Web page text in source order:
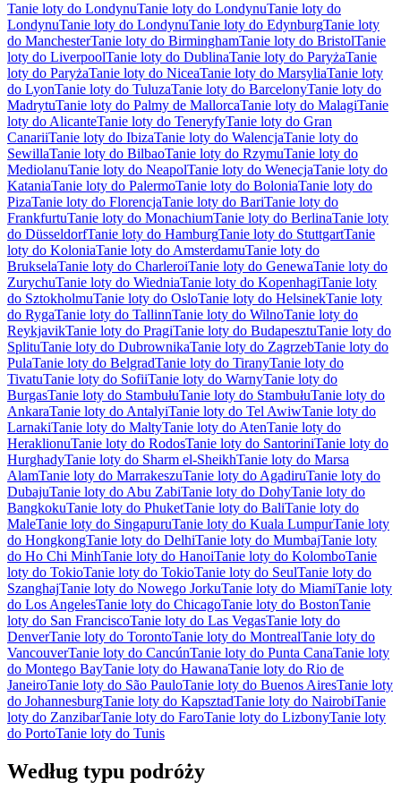
Tanie loty do LondynuTanie loty do LondynuTanie loty do
LondynuTanie loty do LondynuTanie loty do EdynburgTanie loty
do ManchesterTanie loty do BirminghamTanie loty do BristolTanie
loty do LiverpoolTanie loty do DublinaTanie loty do ParyżaTanie
loty do ParyżaTanie loty do NiceaTanie loty do MarsyliaTanie loty
do LyonTanie loty do TuluzaTanie loty do BarcelonyTanie loty do
MadrytuTanie loty do Palmy de MallorcaTanie loty do MalagiTanie
loty do AlicanteTanie loty do TeneryfyTanie loty do Gran
CanariiTanie loty do IbizaTanie loty do WalencjaTanie loty do
SewillaTanie loty do BilbaoTanie loty do RzymuTanie loty do
MediolanuTanie loty do NeapolTanie loty do WenecjaTanie loty do
KataniaTanie loty do PalermoTanie loty do BoloniaTanie loty do
PizaTanie loty do FlorencjaTanie loty do BariTanie loty do
FrankfurtuTanie loty do MonachiumTanie loty do BerlinaTanie loty
do DüsseldorfTanie loty do HamburgTanie loty do StuttgartTanie
loty do KoloniaTanie loty do AmsterdamuTanie loty do
BrukselaTanie loty do CharleroiTanie loty do GenewaTanie loty do
ZurychuTanie loty do WiedniaTanie loty do KopenhagiTanie loty
do SztokholmuTanie loty do OsloTanie loty do HelsinekTanie loty
do RygaTanie loty do TallinnTanie loty do WilnoTanie loty do
ReykjavikTanie loty do PragiTanie loty do BudapesztuTanie loty do
SplituTanie loty do DubrownikaTanie loty do ZagrzebTanie loty do
PulaTanie loty do BelgradTanie loty do TiranyTanie loty do
TivatuTanie loty do SofiiTanie loty do WarnyTanie loty do
BurgasTanie loty do StambułuTanie loty do StambułuTanie loty do
AnkaraTanie loty do AntalyiTanie loty do Tel AwiwTanie loty do
LarnakiTanie loty do MaltyTanie loty do AtenTanie loty do
HeraklionuTanie loty do RodosTanie loty do SantoriniTanie loty do
HurghadyTanie loty do Sharm el-SheikhTanie loty do Marsa
AlamTanie loty do MarrakeszuTanie loty do AgadiruTanie loty do
DubajuTanie loty do Abu ZabiTanie loty do DohyTanie loty do
BangkokuTanie loty do PhuketTanie loty do BaliTanie loty do
MaleTanie loty do SingapuruTanie loty do Kuala LumpurTanie loty
do HongkongTanie loty do DelhiTanie loty do MumbajTanie loty
do Ho Chi MinhTanie loty do HanoiTanie loty do KolomboTanie
loty do TokioTanie loty do TokioTanie loty do SeulTanie loty do
SzanghajTanie loty do Nowego JorkuTanie loty do MiamiTanie loty
do Los AngelesTanie loty do ChicagoTanie loty do BostonTanie
loty do San FranciscoTanie loty do Las VegasTanie loty do
DenverTanie loty do TorontoTanie loty do MontrealTanie loty do
VancouverTanie loty do CancúnTanie loty do Punta CanaTanie loty
do Montego BayTanie loty do HawanaTanie loty do Rio de
JaneiroTanie loty do São PauloTanie loty do Buenos AiresTanie loty
do JohannesburgTanie loty do KapsztadTanie loty do NairobiTanie
loty do ZanzibarTanie loty do FaroTanie loty do LizbonyTanie loty
do PortoTanie loty do Tunis
Według typu podróży